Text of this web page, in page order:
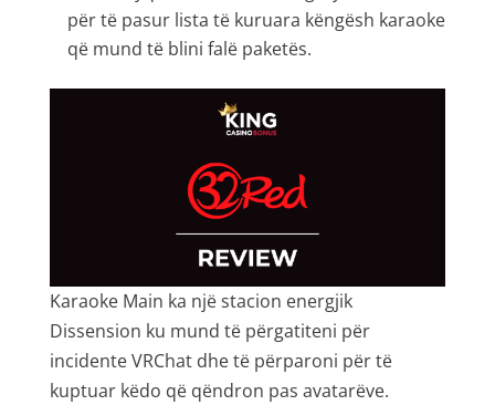
për të pasur lista të kuruara këngësh karaoke
që mund të blini falë paketës.
Karaoke Main ka një stacion energjik
Dissension ku mund të përgatiteni për
incidente VRChat dhe të përparoni për të
kuptuar këdo që qëndron pas avatarëve.